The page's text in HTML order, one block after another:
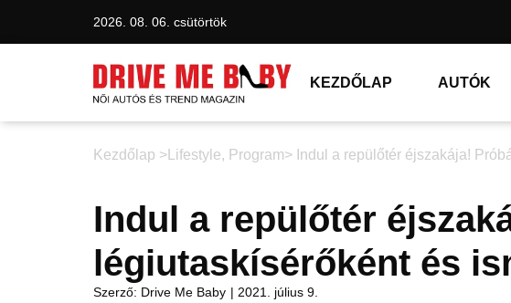
2026. 08. 06. csütörtök
KEZDŐLAP AUTÓK
Kezdőlap > Lifestyle, Program> Indul a repülőtér éjszakája!
Indul a repülőtér
légiutaskísérőként és
Szerző: Drive Me Baby | 2021. július 9.